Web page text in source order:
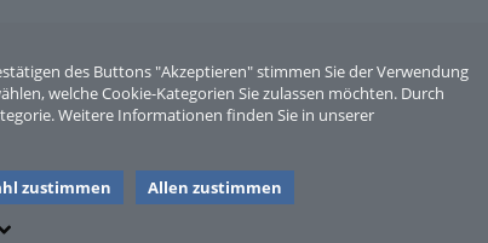
des Buttons "Akzeptieren" stimmen Sie der Verwendung
welche Cookie-Kategorien Sie zulassen möchten. Durch
Weitere Informationen finden Sie in unserer
zustimmen
Allen zustimmen
Sperber